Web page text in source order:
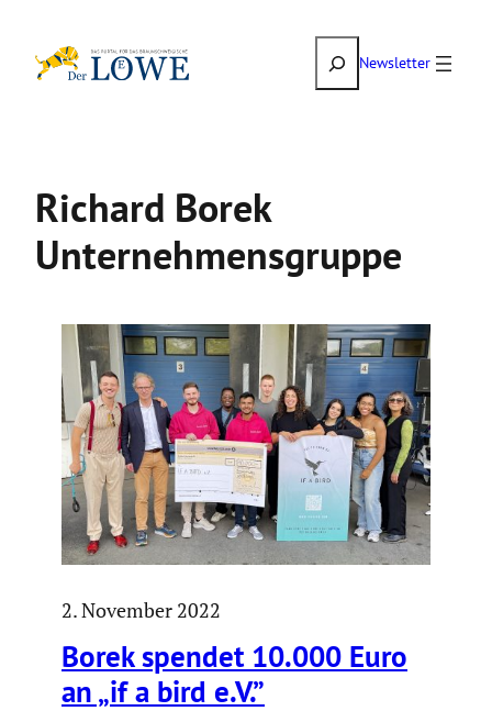
Inhalt
SuchenNewsletter
Richard Borek
Unternehmensgruppe
2. November 2022
Borek spendet 10.000 Euro
an „if a bird e.V.”